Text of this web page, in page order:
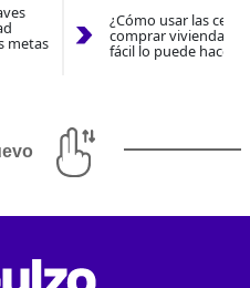
metas
¿Cómo usar las
comprar vivienda
fácil lo puede hacer